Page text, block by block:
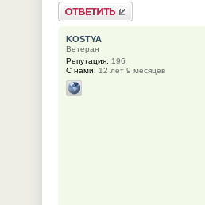
Ответить
KOSTYA
Ветеран
Репутация: 196
С нами: 12 лет 9 месяцев